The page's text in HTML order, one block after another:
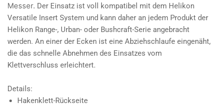
Messer. Der Einsatz ist voll kompatibel mit dem Helikon
Versatile Insert System und kann daher an jedem Produkt der
Helikon Range-, Urban- oder Bushcraft-Serie angebracht
werden. An einer der Ecken ist eine Abziehschlaufe eingenäht,
die das schnelle Abnehmen des Einsatzes vom
Klettverschluss erleichtert.
Details:
Hakenklett-Rückseite